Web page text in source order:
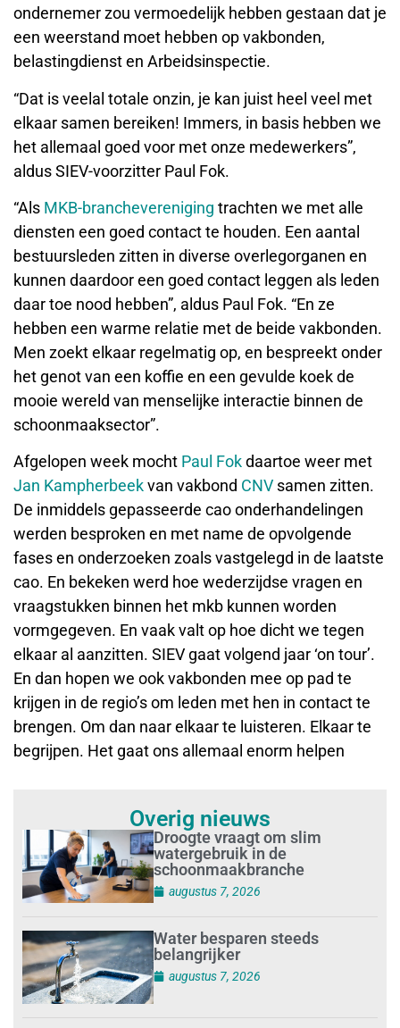
ondernemer zou vermoedelijk hebben gestaan dat je
een weerstand moet hebben op vakbonden,
belastingdienst en Arbeidsinspectie.
“Dat is veelal totale onzin, je kan juist heel veel met
elkaar samen bereiken! Immers, in basis hebben we
het allemaal goed voor met onze medewerkers”,
aldus SIEV-voorzitter Paul Fok.
“Als MKB-branchevereniging trachten we met alle
diensten een goed contact te houden. Een aantal
bestuursleden zitten in diverse overlegorganen en
kunnen daardoor een goed contact leggen als leden
daar toe nood hebben”, aldus Paul Fok. “En ze
hebben een warme relatie met de beide vakbonden.
Men zoekt elkaar regelmatig op, en bespreekt onder
het genot van een koffie en een gevulde koek de
mooie wereld van menselijke interactie binnen de
schoonmaaksector”.
Afgelopen week mocht Paul Fokdaartoe weer met
Jan Kampherbeekvan vakbond CNV samen zitten.
De inmiddels gepasseerde cao onderhandelingen
werden besproken en met name de opvolgende
fases en onderzoeken zoals vastgelegd in de laatste
cao. En bekeken werd hoe wederzijdse vragen en
vraagstukken binnen het mkb kunnen worden
vormgegeven. En vaak valt op hoe dicht we tegen
elkaar al aanzitten. SIEV gaat volgend jaar ‘on tour’.
En dan hopen we ook vakbonden mee op pad te
krijgen in de regio’s om leden met hen in contact te
brengen. Om dan naar elkaar te luisteren. Elkaar te
begrijpen. Het gaat ons allemaal enorm helpen
Overig nieuws
Droogte vraagt om slim
watergebruik in de
schoonmaakbranche
augustus 7, 2026
Water besparen steeds
belangrijker
augustus 7, 2026